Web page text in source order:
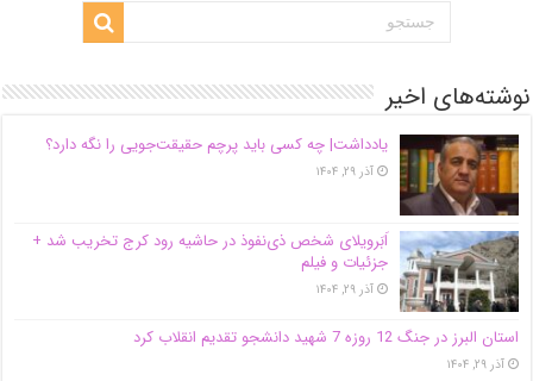
نوشته‌های اخیر
یادداشت| ‌چه کسی باید پرچم حقیقت‌جویی را نگه دارد؟
آذر ۲۹, ۱۴۰۴
اَبَر‌ویلای شخص ذی‌نفوذ در حاشیه‌ رود کرج تخریب شد +
جزئیات و فیلم
آذر ۲۹, ۱۴۰۴
استان البرز در جنگ 12 روزه 7 شهید دانشجو تقدیم انقلاب کرد
آذر ۲۹, ۱۴۰۴